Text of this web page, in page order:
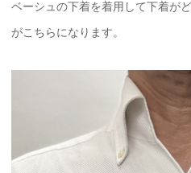
ベーシュの下着を着用して下着が
がこちらになります。